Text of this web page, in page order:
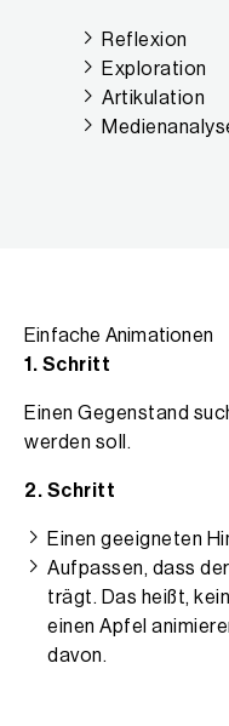
Reflexion
Exploration
Artikulation
Projektbeschreibung
Einfache Animationen
1. Schritt
Einen Gegenstand
werden soll.
2. Schritt
Einen geeigneten
Aufpassen, dass
trägt. Das heißt,
einen Apfel
davon.